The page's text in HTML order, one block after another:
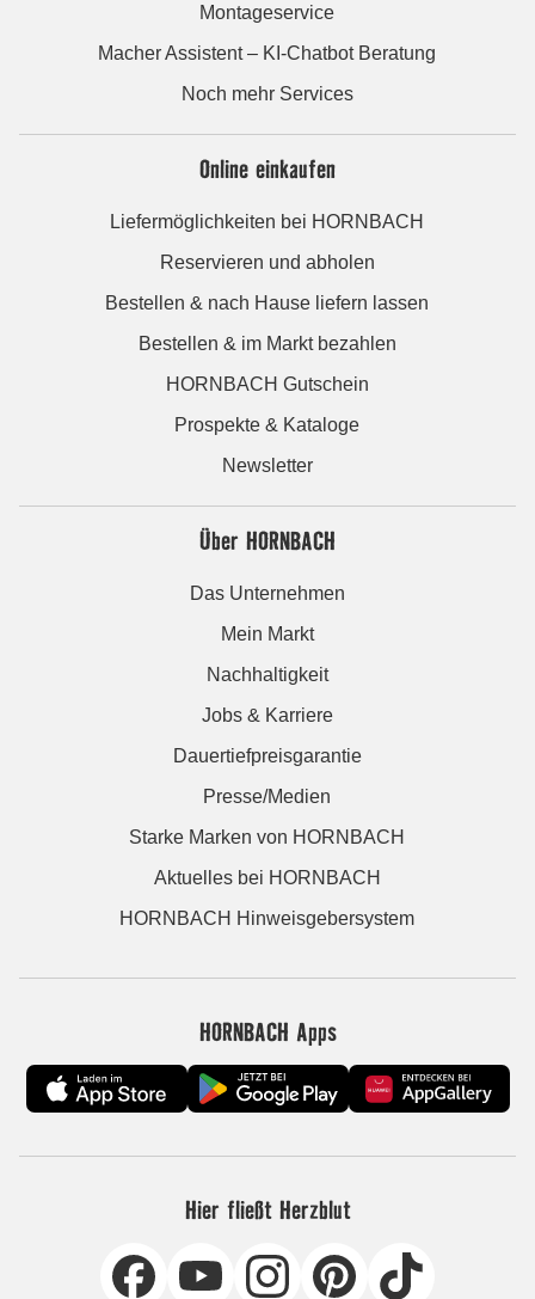
Montageservice
Macher Assistent – KI-Chatbot Beratung
Noch mehr Services
Online einkaufen
Liefermöglichkeiten bei HORNBACH
Reservieren und abholen
Bestellen & nach Hause liefern lassen
Bestellen & im Markt bezahlen
HORNBACH Gutschein
Prospekte & Kataloge
Newsletter
Über HORNBACH
Das Unternehmen
Mein Markt
Nachhaltigkeit
Jobs & Karriere
Dauertiefpreisgarantie
Presse/Medien
Starke Marken von HORNBACH
Aktuelles bei HORNBACH
HORNBACH Hinweisgebersystem
HORNBACH Apps
Hier fließt Herzblut